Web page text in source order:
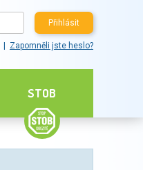
Přihlásit
Zapomněli jste heslo?
STOB